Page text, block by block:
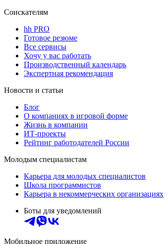
Соискателям
hh PRO
Готовое резюме
Все сервисы
Хочу у вас работать
Производственный календарь
Экспертная рекомендация
Новости и статьи
Блог
О компаниях в игровой форме
Жизнь в компании
ИТ-проекты
Рейтинг работодателей России
Молодым специалистам
Карьера для молодых специалистов
Школа программистов
Карьера в некоммерческих организациях
Боты для уведомлений
Мобильное приложение